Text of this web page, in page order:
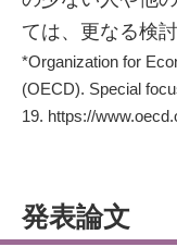
ては、更なる検
*Organization for
(OECD). Special
19. https://
発表論文